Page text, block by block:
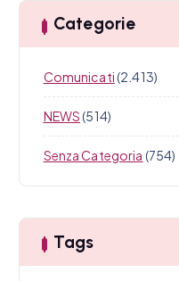
Categorie
Comunicati(2.413)
NEWS(514)
Senza Categoria (754)
Tags